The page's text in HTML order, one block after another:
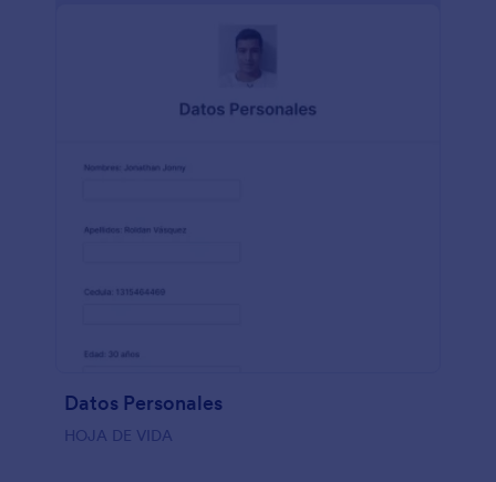
Datos Personales
HOJA DE VIDA